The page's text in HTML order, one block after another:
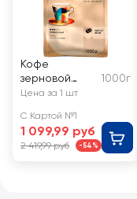
Кофе
зерновой
COFFESSO
жареный
1000г
Цена за 1 шт
С Картой №1
1 099,99 руб
2 419,99 руб -54%